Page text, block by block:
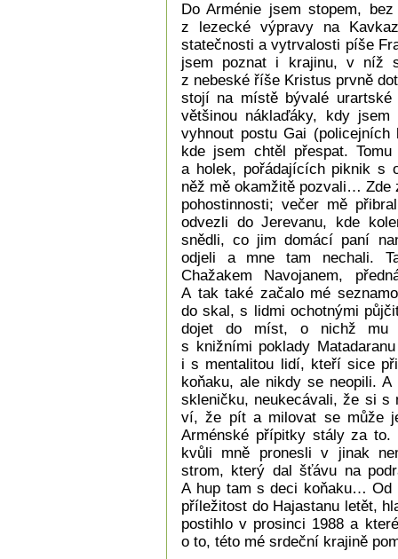
Do Arménie jsem stopem,
z lezecké výpravy na
statečnosti a vytrvalosti píše
jsem poznat i krajinu, v níž
z nebeské říše Kristus prvně
stojí na místě bývalé urartské
většinou náklaďáky, kdy
vyhnout postu Gai
kde jsem chtěl přespat.
a holek, pořádajících piknik s
něž mě okamžitě pozvali… Zde
pohostinnosti; večer mě
odvezli do Jerevanu, kde
snědli, co jim domácí paní
odjeli a mne tam nechali.
Chažakem Navojanem,
A tak také začalo mé
do skal, s lidmi ochotnými
dojet do míst, o nichž mu
s knižními poklady
i s mentalitou lidí, kteří sice
koňaku, ale nikdy se neopili.
skleničku, neukecávali, že si
ví, že pít a milovat se může
Arménské přípitky stály za
kvůli mně pronesli v jinak
strom, který dal šťávu na
A hup tam s deci koňaku… Od
příležitost do Hajastanu letět,
postihlo v prosinci 1988 a
o to, této mé srdeční krajině